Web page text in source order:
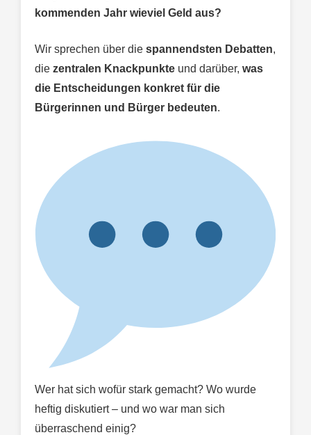
kommenden Jahr wieviel Geld aus?
Wir sprechen über die spannendsten Debatten,
die zentralen Knackpunkte und darüber, was
die Entscheidungen konkret für die
Bürgerinnen und Bürger bedeuten.
Wer hat sich wofür stark gemacht? Wo wurde
heftig diskutiert – und wo war man sich
überraschend einig?